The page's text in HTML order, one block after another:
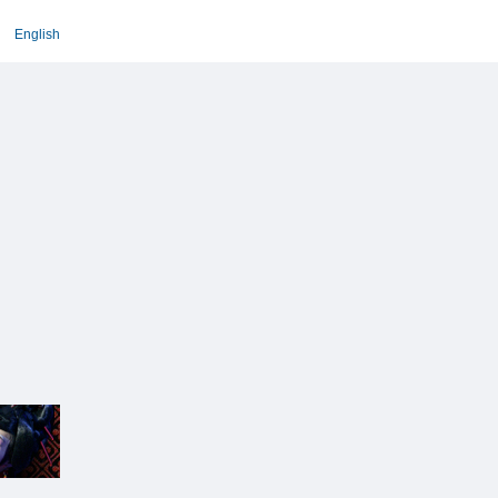
English